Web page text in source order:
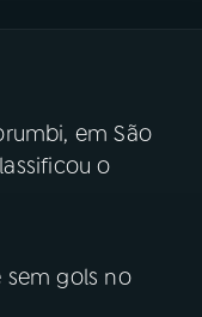
em São
o
sem gols no